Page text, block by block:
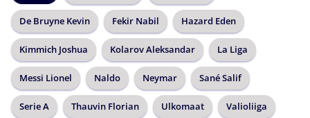
De Bruyne Kevin Fekir Nabil Hazard Eden
Kimmich Joshua Kolarov Aleksandar La Liga
Messi Lionel Naldo Neymar Sané Salif
Serie A Thauvin Florian Ulkomaat Valioliiga